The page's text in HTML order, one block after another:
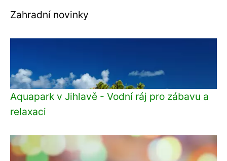
Zahradní novinky
Aquapark v Jihlavě - Vodní ráj pro zábavu a
relaxaci